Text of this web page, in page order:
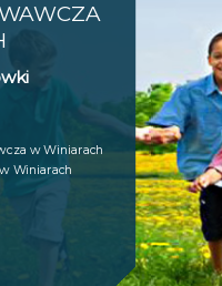
w Winiarach
Winiarach